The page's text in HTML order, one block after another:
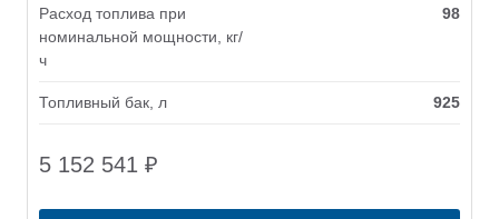
Расход топлива при
номинальной мощности, кг/
ч
98
Топливный бак, л 925
5 152 541 ₽